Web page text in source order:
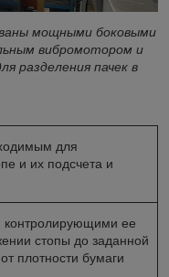
мощными боковыми
вибромотором и
разделения пачек в
для
и их подсчета и
ее
стопы до заданной
плотности бумаги